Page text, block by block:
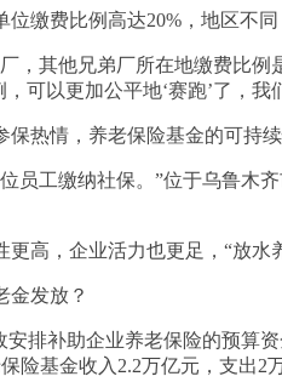
费比例高达20%，地区不同
其他兄弟厂所在地缴费比例
可以更加公平地‘赛跑’了，我
情，养老保险基金的可持续
工缴纳社保。”位于乌鲁木齐
，企业活力也更足，“放水
发放？
排补助企业养老保险的预算
险基金收入2.2万亿元，支出2